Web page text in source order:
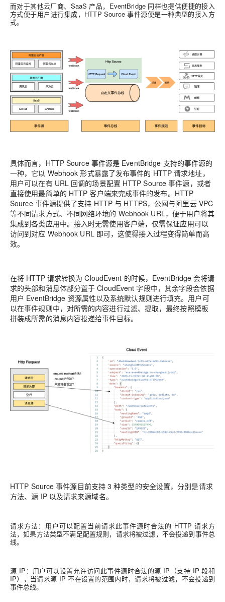
而对于其他云厂商、SaaS 产品，EventBridge 同样也提供便捷的接入
方式便于用户进行集成，HTTP Source 事件源便是一种典型的接入方
式。
具体而言，HTTP Source 事件源是 EventBridge 支持的事件源的
一种，它以 Webhook 形式暴露了发布事件的 HTTP 请求地址，
用户可以在有 URL 回调的场景配置 HTTP Source 事件源，或者
直接使用最简单的 HTTP 客户端来完成事件的发布。HTTP
Source 事件源提供了支持 HTTP 与 HTTPS，公网与阿里云 VPC
等不同请求方式、不同网络环境的 Webhook URL，便于用户将其
集成到各类应用中。接入时无需使用客户端，仅需保证应用可以
访问到对应 Webhook URL 即可，这使得接入过程变得简单而高
效。
在将 HTTP 请求转换为 CloudEvent 的时候，EventBridge 会将请
求的头部和消息体部分置于 CloudEvent 字段中，其余字段会依据
用户 EventBridge 资源属性以及系统默认规则进行填充。用户可
以在事件规则中，对所需的内容进行过滤、提取，最终按照模板
拼装成所需的消息内容投递给事件目标。
HTTP Source 事件源目前支持 3 种类型的安全设置，分别是请求
方法、源 IP 以及请求来源域名。
请求方法：用户可以配置当前请求此事件源时合法的 HTTP 请求方
法，如果方法类型不满足配置规则，请求将被过滤，不会投递到事件总
线。
源 IP：用户可以设置允许访问此事件源时合法的源 IP（支持 IP 段和
IP），当请求源 IP 不在设置的范围内时，请求将被过滤，不会投递到
事件总线。